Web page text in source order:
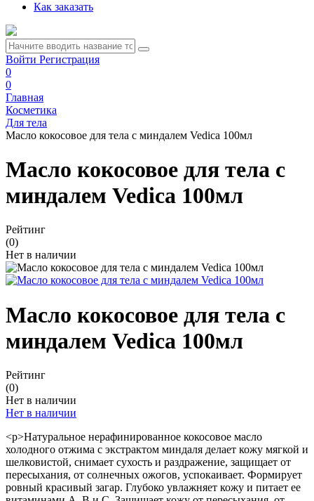
Как заказать
Войти Регистрация
0
0
Главная
Косметика
Для тела
Масло кокосовое для тела с миндалем Vedica 100мл
Масло кокосовое для тела с
миндалем Vedica 100мл
Рейтинг
(0)
Нет в наличии
Масло кокосовое для тела с
миндалем Vedica 100мл
Рейтинг
(0)
Нет в наличии
Нет в наличии
<p>Натуральное нерафинированное кокосовое масло
холодного отжима с экстрактом миндаля делает кожу мягкой и
шелковистой, снимает сухость и раздражение, защищает от
пересыхания, от солнечных ожогов, успокаивает. Формирует
ровный красивый загар. Глубоко увлажняет кожу и питает ее